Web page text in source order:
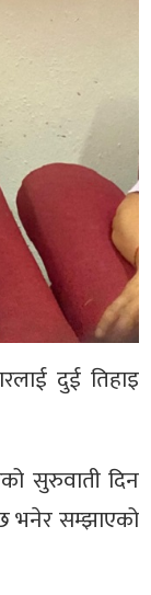
दुई तिहाइ
सुरुवाती दिन
भनेर सम्झाएको